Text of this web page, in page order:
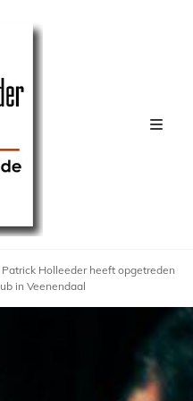
Patrick Holleeder heeft opgetreden
in Veenendaal